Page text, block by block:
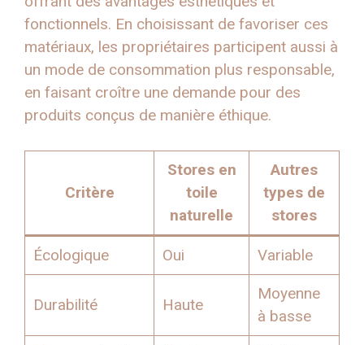
fonctionnels. En choisissant de favoriser ces
matériaux, les propriétaires participent aussi à
un mode de consommation plus responsable,
en faisant croître une demande pour des
produits conçus de manière éthique.
Critère
Stores en
toile
naturelle
Autres
types de
stores
Écologique Oui Variable
Durabilité Haute
Moyenne
à basse